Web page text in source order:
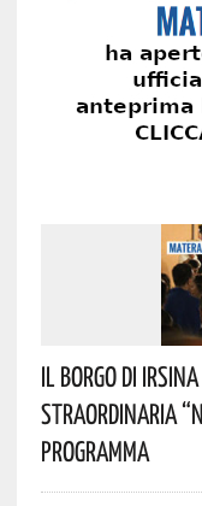
Il Borgo Di
Straordinaria
Programma